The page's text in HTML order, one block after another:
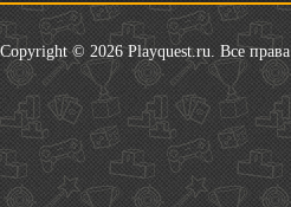
Copyright © 2026 Playquest.ru. Все